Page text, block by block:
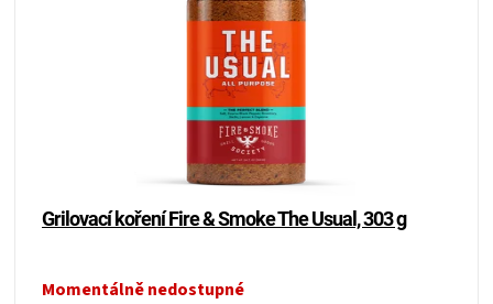
Grilovací koření Fire & Smoke The Usual, 303 g
Momentálně nedostupné